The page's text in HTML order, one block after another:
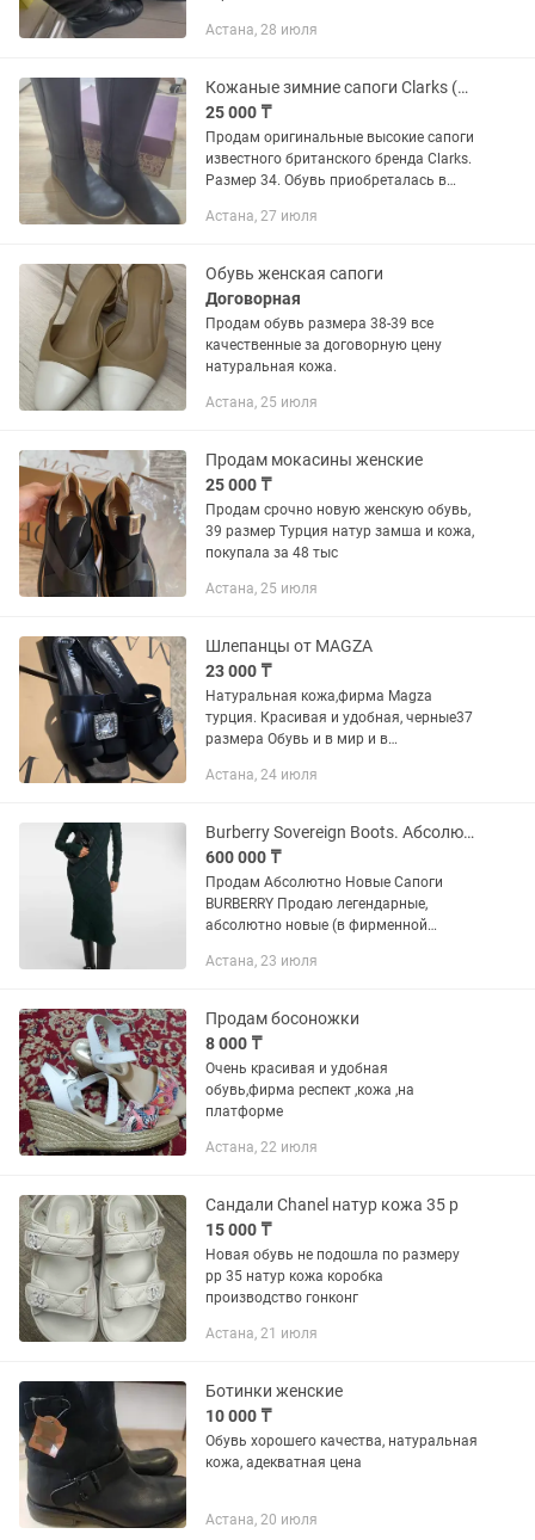
Астана, 28 июля
Кожаные зимние сапоги Clarks (Англия), размер 34
25 000 ₸
Продам оригинальные высокие сапоги
известного британского бренда Clarks.
Размер 34. Обувь приобреталась в
Особенности модели: Материал:
Астана, 27 июля
Обувь женская сапоги
Договорная
Продам обувь размера 38-39 все
качественные за договорную цену
натуральная кожа.
Астана, 25 июля
Продам мокасины женские
25 000 ₸
Продам срочно новую женскую обувь,
39 размер Турция натур замша и кожа,
покупала за 48 тыс
Астана, 25 июля
Шлепанцы от MAGZA
23 000 ₸
Натуральная кожа,фирма Magza
турция. Красивая и удобная, черные37
размера Обувь и в мир и в
Возможно доставка на некоторые
Астана, 24 июля
Burberry Sovereign Boots. Абсолютно новые, кожа. Женские сапоги.
600 000 ₸
Продам Абсолютно Новые Сапоги
BURBERRY Продаю легендарные,
абсолютно новые (в фирменной
сапоги от люксового бренда BURBERRY
ношена....
Астана, 23 июля
Продам босоножки
8 000 ₸
Очень красивая и удобная
обувь,фирма респект ,кожа ,на
платформе
Астана, 22 июля
Сандали Chanel натур кожа 35 р
15 000 ₸
Новая обувь не подошла по размеру
рр 35 натур кожа коробка
производство гонконг
Астана, 21 июля
Ботинки женские
10 000 ₸
Обувь хорошего качества, натуральная
кожа, адекватная цена
Астана, 20 июля